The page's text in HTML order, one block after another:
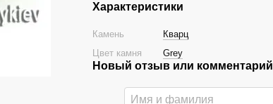
Характеристики
Камень
Кварц
Цвет камня
Grey
Новый отзыв или комментарий